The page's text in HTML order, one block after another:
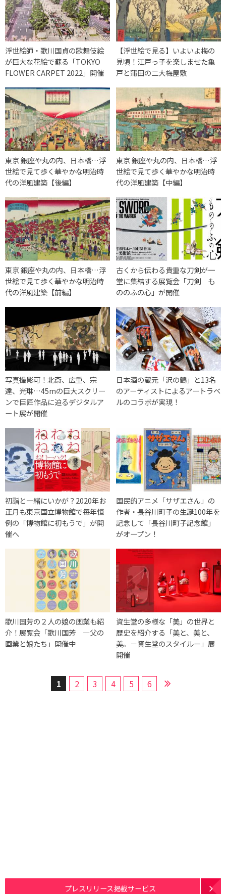
浮世絵師・歌川国貞の歌舞伎絵
が巨大な花絵で蘇る「TOKYO
FLOWER CARPET 2022」開催
【浮世絵で見る】いよいよ梅の
見頃！江戸っ子を楽しませた亀
戸と蒲田の二大梅屋敷
東京 銀座や丸の内、日本橋…浮
世絵で見て歩く華やかな明治時
代の洋風建築【後編】
東京 銀座や丸の内、日本橋…浮
世絵で見て歩く華やかな明治時
代の洋風建築【中編】
東京 銀座や丸の内、日本橋…浮
世絵で見て歩く華やかな明治時
代の洋風建築【前編】
古くから伝わる貴重な刀剣が一
堂に集結する展覧会「刀剣 も
ののふの心」が開催
写真撮影可！北斎、広重、宗
達、光琳…45mの巨大スクリー
ンで巨匠作品に迫るデジタルア
ート展が開催
日本酒の蔵元「沢の鶴」と13名
のアーティストによるアートラベ
ルのコラボが実現！
初詣と一緒にいかが？2020年お
正月も東京国立博物館で毎年恒
例の「博物館に初もうで」が開
催へ
国民的アニメ「サザエさん」の
作者・長谷川町子の生誕100年を
記念して「長谷川町子記念館」
がオープン！
歌川国芳の２人の娘の画業も紹
介！展覧会「歌川国芳 ―父の
画業と娘たち」開催中
資生堂の多様な「美」の世界と
歴史を紹介する「美と、美と、
美。－資生堂のスタイルー」展
開催
1 2 3 4 5 6
プレスリリース掲載サービス